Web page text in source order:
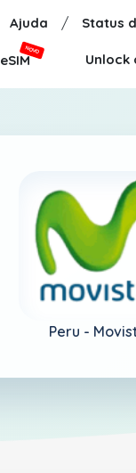
Ajuda / Status
eSIM
NOVO
Unlock
Peru -